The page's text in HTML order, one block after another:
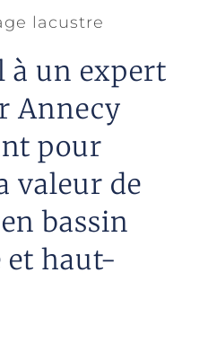
lacustre
à un expert
Annecy
pour
valeur de
bassin
et haut-